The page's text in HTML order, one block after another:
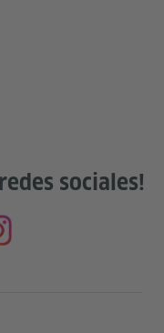
sociales!